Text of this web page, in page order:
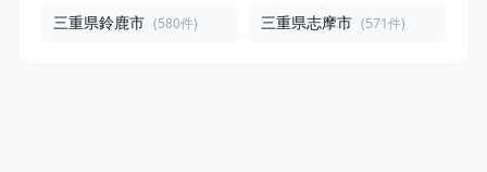
三重県鈴鹿市 (580件) 三重県志摩市 (571件)